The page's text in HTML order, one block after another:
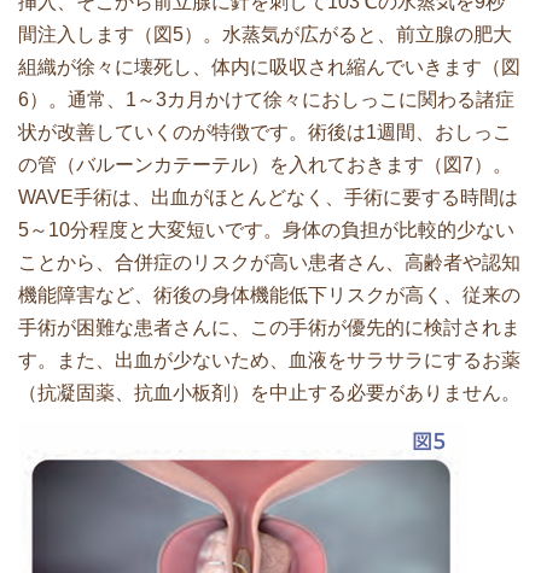
間注入します（図5）。水蒸気が広がると、前立腺の肥大
組織が徐々に壊死し、体内に吸収され縮んでいきます（図
6）。通常、1～3カ月かけて徐々におしっこに関わる諸症
状が改善していくのが特徴です。術後は1週間、おしっこ
の管（バルーンカテーテル）を入れておきます（図7）。
WAVE手術は、出血がほとんどなく、手術に要する時間は
5～10分程度と大変短いです。身体の負担が比較的少ない
ことから、合併症のリスクが高い患者さん、高齢者や認知
機能障害など、術後の身体機能低下リスクが高く、従来の
手術が困難な患者さんに、この手術が優先的に検討されま
す。また、出血が少ないため、血液をサラサラにするお薬
（抗凝固薬、抗血小板剤）を中止する必要がありません。